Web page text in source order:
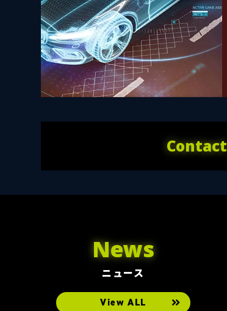
Contact
News
ニュース
View ALL